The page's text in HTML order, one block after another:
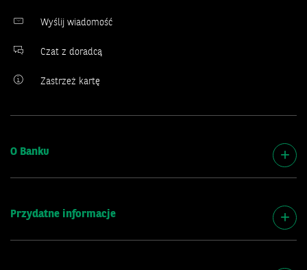
Wyślij wiadomość
Czat z doradcą
Zastrzeż kartę
O Banku
Przydatne informacje